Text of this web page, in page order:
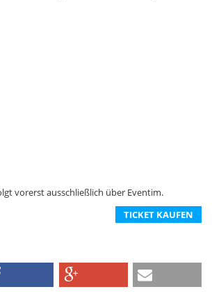
vorerst ausschließlich über Eventim.
TICKET KAUFEN